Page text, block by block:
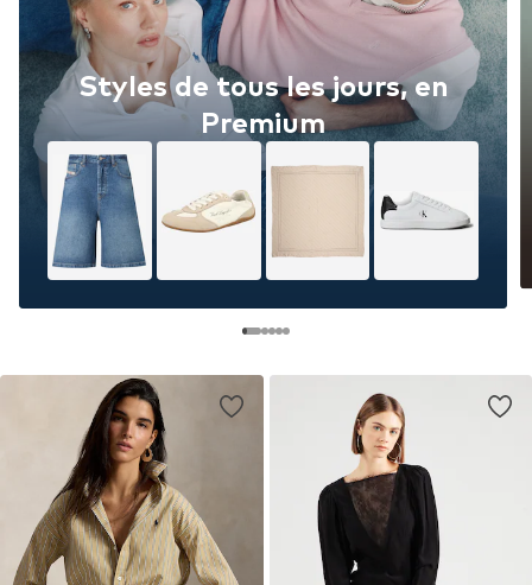
Styles de tous les jours, en
Premium